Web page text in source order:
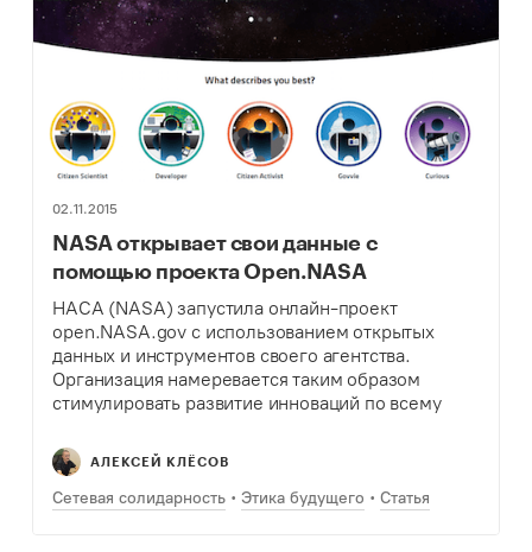
02.11.2015
NASA открывает свои данные с
помощью проекта Open.NASA
НАСА (NASA) запустила онлайн-проект
open.NASA.gov с использованием открытых
данных и инструментов своего агентства.
Организация намеревается таким образом
стимулировать развитие инноваций по всему
АЛЕКСЕЙ КЛЁСОВ
Сетевая солидарность Этика будущего Статья